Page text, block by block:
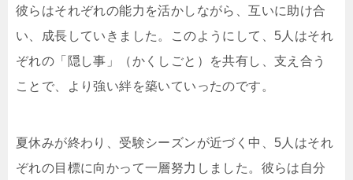
彼らはそれぞれの能力を活かしながら、互いに助け合
い、成長していきました。このようにして、5人はそれ
ぞれの「隠し事」（かくしごと）を共有し、支え合う
ことで、より強い絆を築いていったのです。
夏休みが終わり、受験シーズンが近づく中、5人はそれ
ぞれの目標に向かって一層努力しました。彼らは自分